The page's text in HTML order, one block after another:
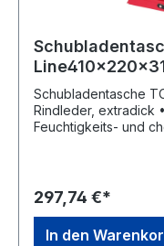
Schubladentasche
Rindleder, extradick
Feuchtigkeits- und
Herausnehmbarer
Verschließbar durch
297,74 €*
In den